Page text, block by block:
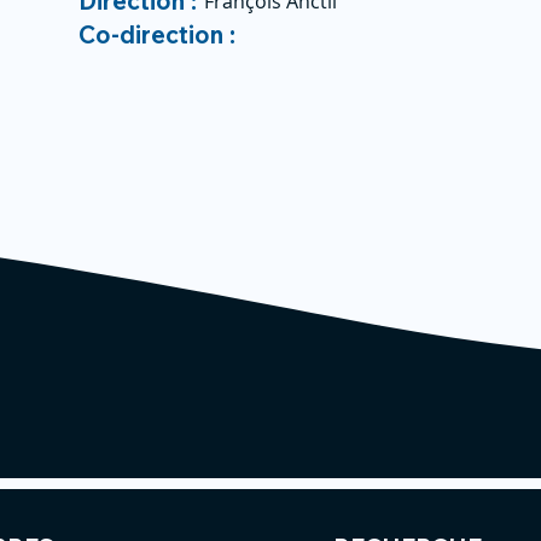
Co-direction :